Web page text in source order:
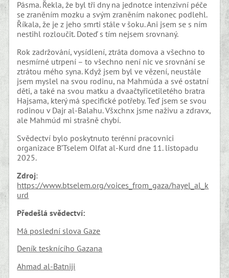
Pásma. Řekla, že byl tři dny na jednotce intenzivní péče
se zraněním mozku a svým zraněním nakonec podlehl.
Říkala, že je z jeho smrti stále v šoku. Ani jsem se s ním
nestihl rozloučit. Doteď s tím nejsem srovnaný.
Rok zadržování, vysídlení, ztráta domova a všechno to
nesmírné utrpení – to všechno není nic ve srovnání se
ztrátou mého syna. Když jsem byl ve vězení, neustále
jsem myslel na svou rodinu, na Mahmúda a své ostatní
děti, a také na svou matku a dvaačtyřicetiletého bratra
Hajsama, který má specifické potřeby. Teď jsem se svou
rodinou v Dajr al-Balahu. Všxchnx jsme naživu a zdravx,
ale Mahmúd mi strašně chybí.
Svědectví bylo poskytnuto terénní pracovnici
organizace B’Tselem Olfat al-Kurd dne 11. listopadu
2025.
Zdroj:
https://www.btselem.org/voices_from_gaza/hayel_al_k
urd
Předešlá svědectví:
Má poslední slova Gaze
Deník tesknícího Gazana
Ahmad al-Batniji